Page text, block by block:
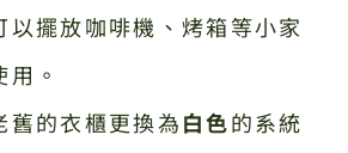
以擺放咖啡機、烤箱等小家
。
舊的衣櫃更換為白色的系統